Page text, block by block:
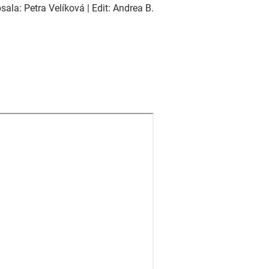
Petra Velíková | Edit: Andrea B.